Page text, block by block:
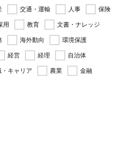
交通・運輸 人事
保険
用 教育
文書・ナレッジ
海外動向
環境保護
経営 経理
自治体
・キャリア 農業 金融